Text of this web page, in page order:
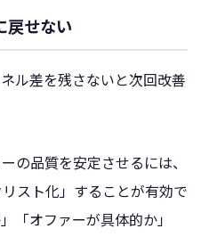
戻せない
ル差を残さないと次回改善
の品質を安定させるには、
スト化」することが有効で
「オファーが具体的か」